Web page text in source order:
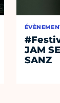
JAM
SANZ